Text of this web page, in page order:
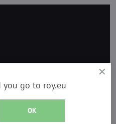
you go to roy.eu
OK